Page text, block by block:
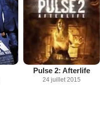
Pulse 2: Afterlife
24 juillet 2015